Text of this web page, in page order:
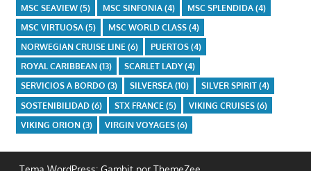
MSC SEAVIEW(5) MSC SINFONIA(4) MSC SPLENDIDA(4)
MSC VIRTUOSA(5) MSC WORLD CLASS(4)
NORWEGIAN CRUISE LINE(6) PUERTOS(4)
ROYAL CARIBBEAN(13) SCARLET LADY(4)
SERVICIOS A BORDO (3) SILVERSEA(10) SILVER SPIRIT(4)
SOSTENIBILIDAD(6) STX FRANCE (5) VIKING CRUISES(6)
VIKING ORION(3) VIRGIN VOYAGES(6)